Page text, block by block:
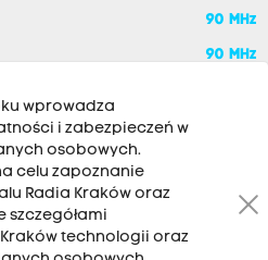
90 MHz
90 MHz
Słowackiego 22, 30-007
wprowadza
i zabezpieczeń w
osobowych.
celu zapoznanie
Radia Kraków oraz
szczegółami
technologii oraz